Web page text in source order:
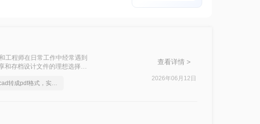
工程师在日常工作中经常遇到
和存档设计文件的理想选择。
如何将cad转成pdf格式，实用的方法来了
查看详情 >
2026年06月12日